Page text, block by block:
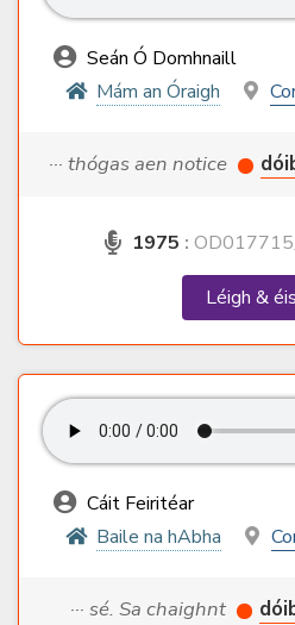
Seán Ó Domhnaill
Mám an Óraigh
··· thógas aen notice
1975 :
Léigh &
Cáit Feiritéar
Baile na hAbha
··· sé. Sa chaighnt